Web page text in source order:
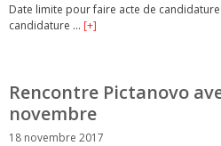
Date limite pour faire acte de
candidature … [+]
Rencontre Pictanovo
novembre
18 novembre 2017